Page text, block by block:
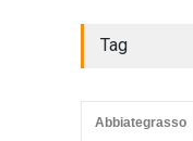
Tag
Abbiategrasso